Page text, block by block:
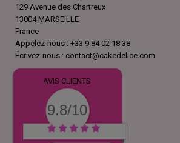
129 Avenue des Chartreux
13004 MARSEILLE
France
Appelez-nous : +33 9 84 02 18 38
Écrivez-nous : contact@cakedelice.com
AVIS CLIENTS
9.8/10